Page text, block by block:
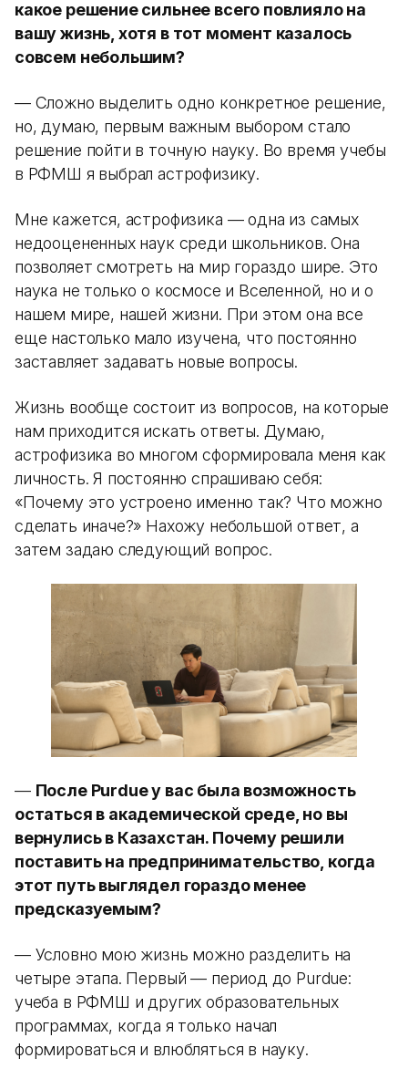
какое решение сильнее всего повлияло на
вашу жизнь, хотя в тот момент казалось
совсем небольшим?
— Сложно выделить одно конкретное решение,
но, думаю, первым важным выбором стало
решение пойти в точную науку. Во время учебы
в РФМШ я выбрал астрофизику.
Мне кажется, астрофизика — одна из самых
недооцененных наук среди школьников. Она
позволяет смотреть на мир гораздо шире. Это
наука не только о космосе и Вселенной, но и о
нашем мире, нашей жизни. При этом она все
еще настолько мало изучена, что постоянно
заставляет задавать новые вопросы.
Жизнь вообще состоит из вопросов, на которые
нам приходится искать ответы. Думаю,
астрофизика во многом сформировала меня как
личность. Я постоянно спрашиваю себя:
«Почему это устроено именно так? Что можно
сделать иначе?» Нахожу небольшой ответ, а
затем задаю следующий вопрос.
— После Purdue у вас была возможность
остаться в академической среде, но вы
вернулись в Казахстан. Почему решили
поставить на предпринимательство, когда
этот путь выглядел гораздо менее
предсказуемым?
— Условно мою жизнь можно разделить на
четыре этапа. Первый — период до Purdue:
учеба в РФМШ и других образовательных
программах, когда я только начал
формироваться и влюбляться в науку.